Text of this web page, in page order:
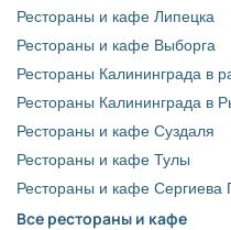
Рестораны и кафе Липецка
Рестораны и кафе Выборга
Рестораны Калининграда в
Рестораны Калининграда в
Рестораны и кафе Суздаля
Рестораны и кафе Тулы
Рестораны и кафе Сергиева
Все рестораны и кафе